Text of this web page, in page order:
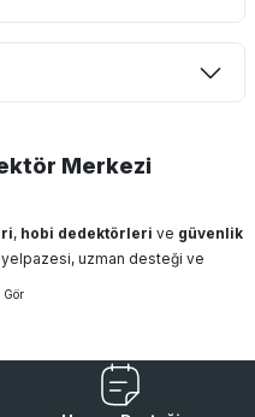
Merkezi
, hobi dedektörleri ve güvenlik
yelpazesi, uzman desteği ve
gibi birçok ürün grubunda doğru
avantajıyla bulabilirsiniz.